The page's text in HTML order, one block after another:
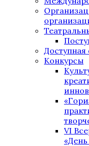
Доступная
Конкурсы
VI